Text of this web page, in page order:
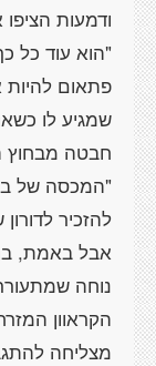
"הוא עוד כל
פתאום להיות
חבטה מבחוץ
"המכסה של
אבל באמת,
נוחה
הקראוון
מצליחה